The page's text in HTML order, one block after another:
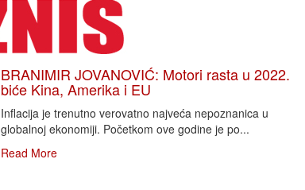
BRANIMIR JOVANOVIĆ: Motori rasta u 2022.
biće Kina, Amerika i EU
Inflacija je trenutno verovatno najveća nepoznanica u
globalnoj ekonomiji. Početkom ove godine je po...
Read More